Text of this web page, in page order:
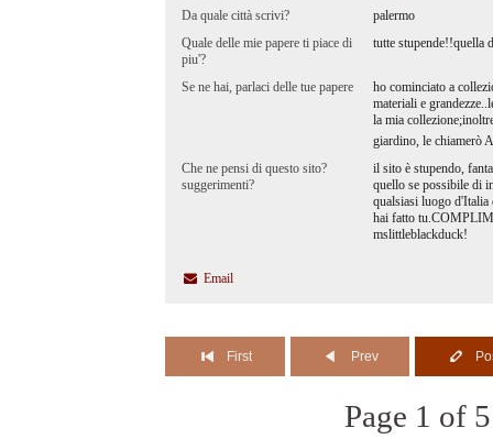
Da quale città scrivi?
palermo
Quale delle mie papere ti piace di
piu'?
tutte stupende!!quella
Se ne hai, parlaci delle tue papere
ho cominciato a
materiali e
la mia
giardino, le chiamerò
Che ne pensi di questo sito?
suggerimenti?
il sito è stupendo,
quello se possibile di
qualsiasi luogo d'Italia
hai fatto
mslittleblackduck!
Email
First Prev
Page 1 of